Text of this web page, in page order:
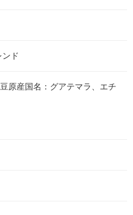
ド
原産国名：グアテマラ、エチ